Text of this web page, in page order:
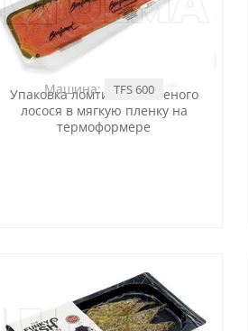
Упаковка ломтиков копченого
лосося в мягкую пленку на
термоформере
Машина: TFS 600